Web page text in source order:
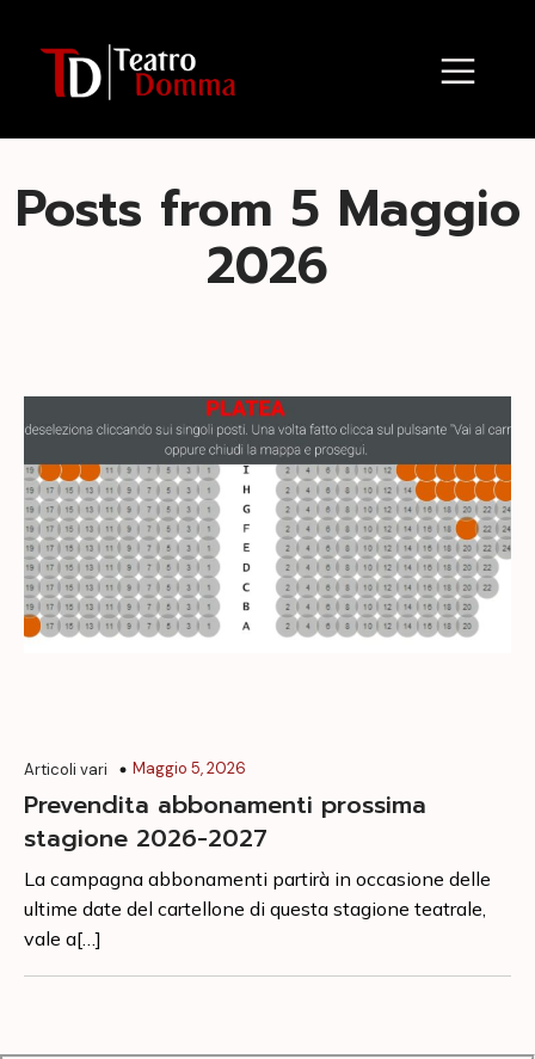
Posts from 5 Maggio
2026
Articoli vari Maggio 5, 2026
Prevendita abbonamenti prossima
stagione 2026-2027
La campagna abbonamenti partirà in occasione delle
ultime date del cartellone di questa stagione teatrale,
vale a[…]